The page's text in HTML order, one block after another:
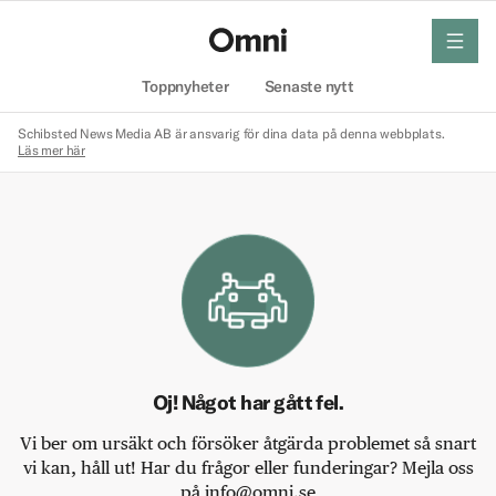
Toppnyheter Senaste nytt
meny
Schibsted News Media AB är ansvarig för dina data på denna webbplats.
Läs mer här
Oj! Något har gått fel.
Vi ber om ursäkt och försöker åtgärda problemet så snart
vi kan, håll ut! Har du frågor eller funderingar? Mejla oss